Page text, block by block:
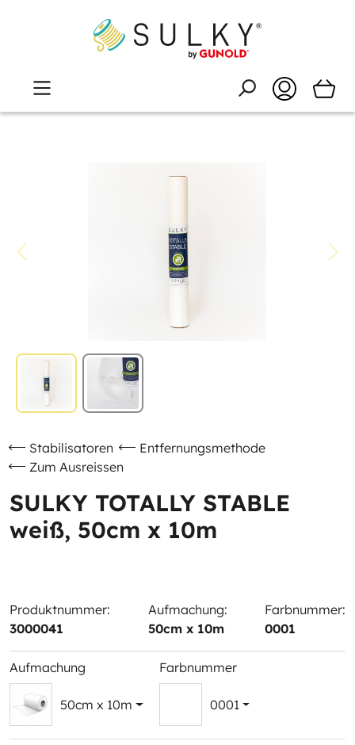
Stabilisatoren
Entfernungsmethode
Zum Ausreissen
SULKY TOTALLY STABLE
weiß, 50cm x 10m
Produktnummer:
3000041
Aufmachung:
50cm x 10m
Farbnummer:
0001
Aufmachung
50cm x 10m
Farbnummer
0001